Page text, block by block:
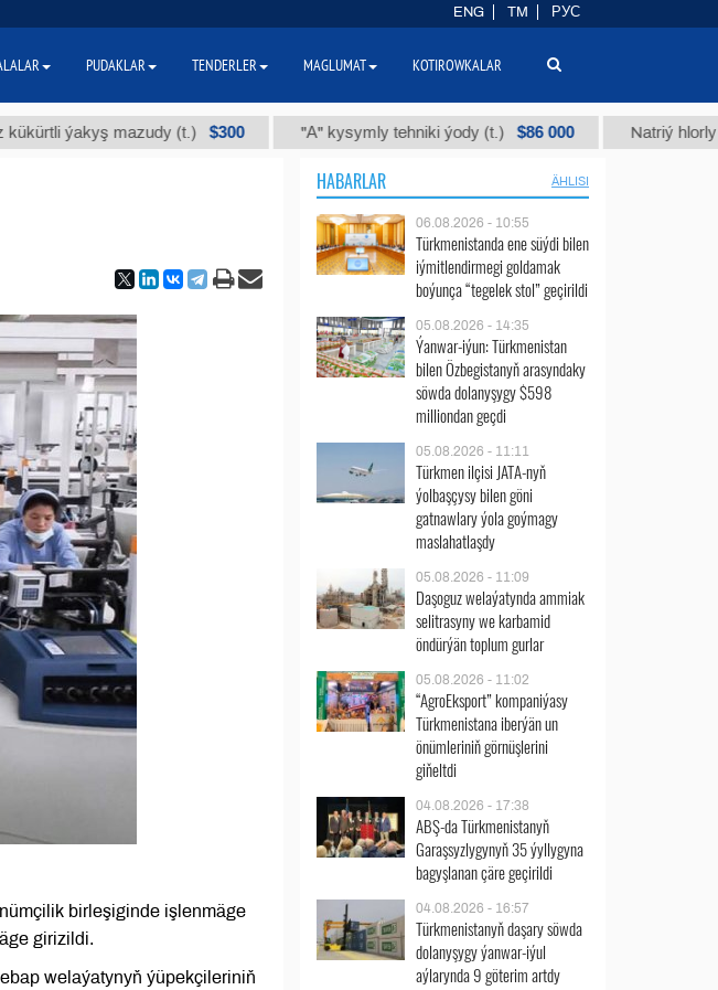
ýakyş mazudy (t.) $300 "А" kysymly tehniki ýody (t.) $86 000 Natriý hlorly (nahar
birleşiginde işlenmäge
girizildi.
welaýatynyň ýüpekçileriniň
HABARLAR ÄHLISI
06.08.2026 - 10:55
Türkmenistanda ene süýdi bilen
iýmitlendirmegi goldamak
boýunça “tegelek stol” geçirildi
05.08.2026 - 14:35
Ýanwar-iýun: Türkmenistan
bilen Özbegistanyň arasyndaky
söwda dolanyşygy $598
milliondan geçdi
05.08.2026 - 11:11
Türkmen ilçisi JATA-nyň
ýolbaşçysy bilen göni
gatnawlary ýola goýmagy
maslahatlaşdy
05.08.2026 - 11:09
Daşoguz welaýatynda ammiak
selitrasyny we karbamid
öndürýän toplum gurlar
05.08.2026 - 11:02
“AgroEksport” kompaniýasy
Türkmenistana iberýän un
önümleriniň görnüşlerini
giňeltdi
04.08.2026 - 17:38
ABŞ-da Türkmenistanyň
Garaşsyzlygynyň 35 ýyllygyna
bagyşlanan çäre geçirildi
04.08.2026 - 16:57
Türkmenistanyň daşary söwda
dolanyşygy ýanwar-iýul
aýlarynda 9 göterim artdy
ENG TM РУС
PUDAKLAR TENDERLER MAGLUMAT KOTIROWKALAR